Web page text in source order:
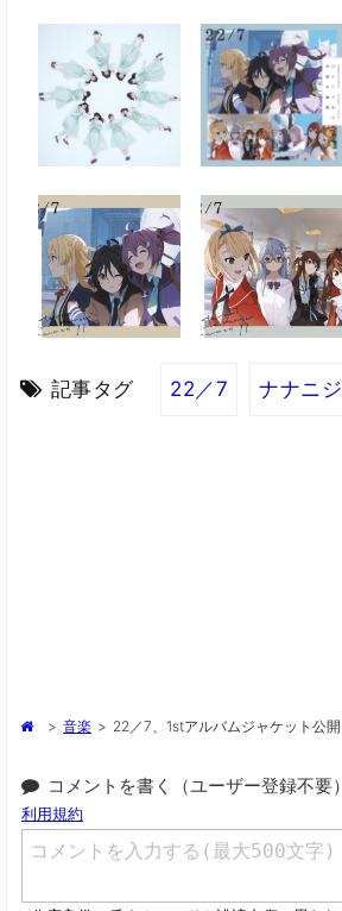
記事タグ 22／7 ナナニジ
> 音楽 > 22／7、1stアルバムジャケット公開
コメントを書く（ユーザー登録不要）